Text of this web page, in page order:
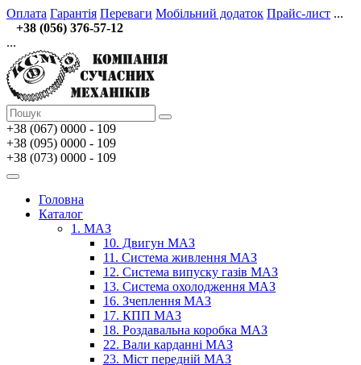
Оплата Гарантія Переваги Мобільний додаток Прайс-лист ...
+38 (056) 376-57-12
...
+38 (067) 0000 - 109
+38 (095) 0000 - 109
+38 (073) 0000 - 109
Головна
Каталог
1. МАЗ
10. Двигун МАЗ
11. Система живлення МАЗ
12. Система випуску газів МАЗ
13. Система охолодження МАЗ
16. Зчеплення МАЗ
17. КПП МАЗ
18. Роздавальна коробка МАЗ
22. Вали карданні МАЗ
23. Міст передній МАЗ